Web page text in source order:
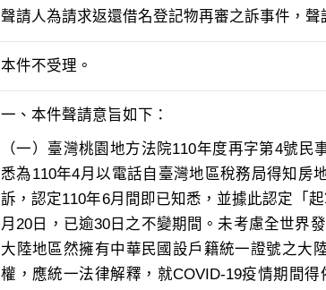
聲請人為請求返還借名登記物再審之訴事件，
本件不受理。
（一）臺灣桃園地方法院110年度再字第4號
悉為110年4月以電話自臺灣地區稅務局得知房
訴，認定110年6月間即已知悉，並據此認定「
月20日，已逾30日之不變期間。未考慮全世界
大陸地區然擁有中華民國設戶籍統一證號之大
權，應統一法律解釋，就COVID-19疫情期間